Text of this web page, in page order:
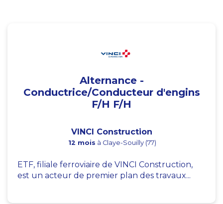
Alternance -
Conductrice/Conducteur d'engins
F/H F/H
VINCI Construction
12 mois à Claye-Souilly (77)
ETF, filiale ferroviaire de VINCI Construction,
est un acteur de premier plan des travaux...